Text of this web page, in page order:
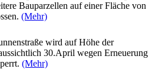
Bauparzellen auf einer Fläche von
(Mehr)
wird auf Höhe der
30.April wegen Erneuerung
(Mehr)